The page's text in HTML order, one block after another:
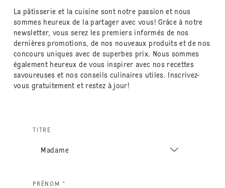
La pâtisserie et la cuisine sont notre passion et nous
sommes heureux de la partager avec vous! Grâce à notre
newsletter, vous serez les premiers informés de nos
dernières promotions, de nos nouveaux produits et de nos
concours uniques avec de superbes prix. Nous sommes
également heureux de vous inspirer avec nos recettes
savoureuses et nos conseils culinaires utiles. Inscrivez-
vous gratuitement et restez à jour!
TITRE
PRÉNOM *